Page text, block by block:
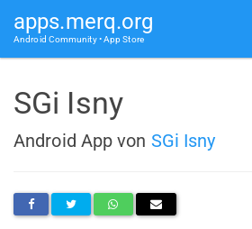
apps.merq.org
Android Community • App Store
SGi Isny
Android App von SGi Isny